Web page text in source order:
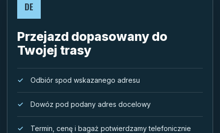
DE
Przejazd dopasowany do
Twojej trasy
Odbiór spod wskazanego adresu
Dowóz pod podany adres docelowy
Termin, cenę i bagaż potwierdzamy telefonicznie